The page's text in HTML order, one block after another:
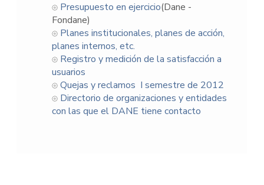
Presupuesto en ejercicio(Dane -
Fondane)
Planes institucionales, planes de acción,
planes internos, etc.
Registro y medición de la satisfacción a
usuarios
Quejas y reclamos I semestre de 2012
Directorio de organizaciones y entidades
con las que el DANE tiene contacto